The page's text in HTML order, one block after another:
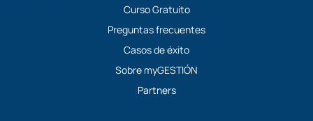
Curso Gratuito
Preguntas frecuentes
Casos de éxito
Sobre myGESTIÓN
Partners